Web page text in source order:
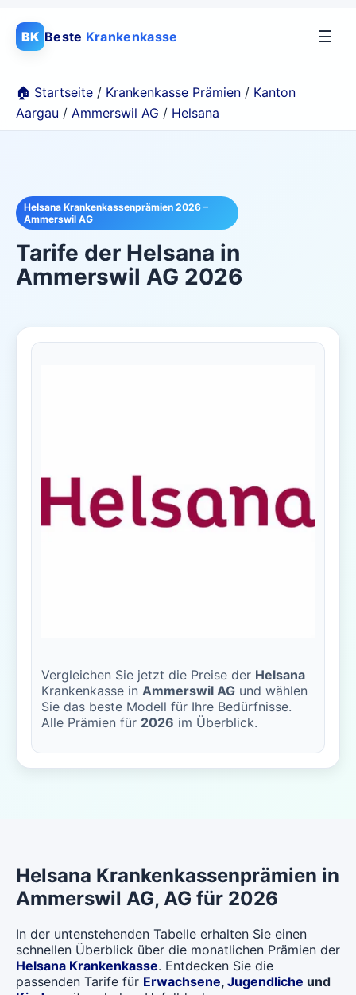
BK Beste Krankenkasse ☰
🏠 Startseite / Krankenkasse Prämien / Kanton
Aargau / Ammerswil AG / Helsana
Helsana Krankenkassenprämien 2026 –
Ammerswil AG
Tarife der Helsana in
Ammerswil AG 2026
Vergleichen Sie jetzt die Preise der Helsana
Krankenkasse in Ammerswil AG und wählen
Sie das beste Modell für Ihre Bedürfnisse.
Alle Prämien für 2026 im Überblick.
Helsana Krankenkassenprämien in
Ammerswil AG, AG für 2026
In der untenstehenden Tabelle erhalten Sie einen
schnellen Überblick über die monatlichen Prämien der
Helsana Krankenkasse. Entdecken Sie die
passenden Tarife für Erwachsene, Jugendliche und